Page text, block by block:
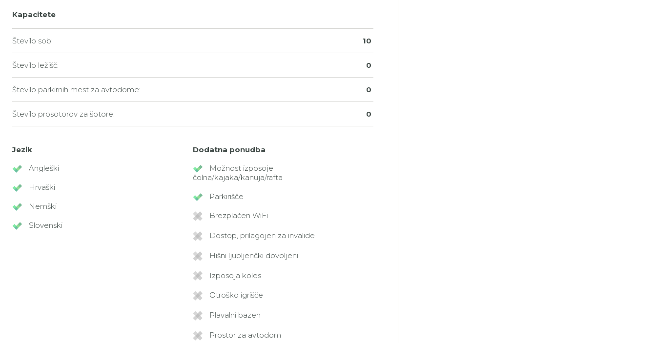
Kapacitete
Število sob: 10
Število ležišč: 0
Število parkirnih mest za avtodome: 0
Število prosotorov za šotore: 0
Jezik
Angleški
Hrvaški
Nemški
Slovenski
Dodatna ponudba
Možnost izposoje
čolna/kajaka/kanuja/rafta
Parkirišče
Brezplačen WiFi
Dostop, prilagojen za invalide
Hišni ljubljenčki dovoljeni
Izposoja koles
Otroško igrišče
Plavalni bazen
Prostor za avtodom